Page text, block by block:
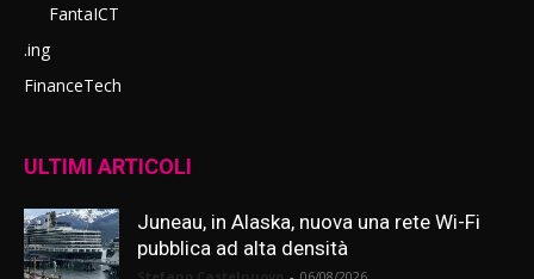
FantaICT
.ing
FinanceTech
ULTIMI ARTICOLI
Juneau, in Alaska, nuova una rete Wi-Fi
pubblica ad alta densità